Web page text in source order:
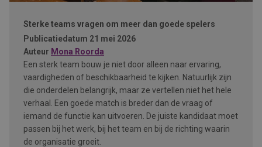
Sterke teams vragen om meer dan goede spelers
Publicatiedatum 21 mei 2026
Auteur Mona Roorda
Een sterk team bouw je niet door alleen naar ervaring,
vaardigheden of beschikbaarheid te kijken. Natuurlijk zijn
die onderdelen belangrijk, maar ze vertellen niet het hele
verhaal. Een goede match is breder dan de vraag of
iemand de functie kan uitvoeren. De juiste kandidaat moet
passen bij het werk, bij het team en bij de richting waarin
de organisatie groeit.